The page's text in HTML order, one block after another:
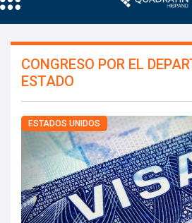
CONGRESO POR EL
ESTADO
ESTADOS UNIDOS